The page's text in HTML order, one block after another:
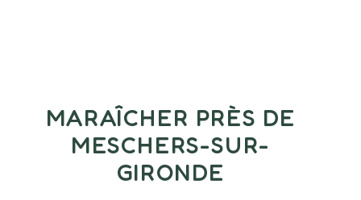
MARAÎCHER PRÈS DE
MESCHERS-SUR-
GIRONDE